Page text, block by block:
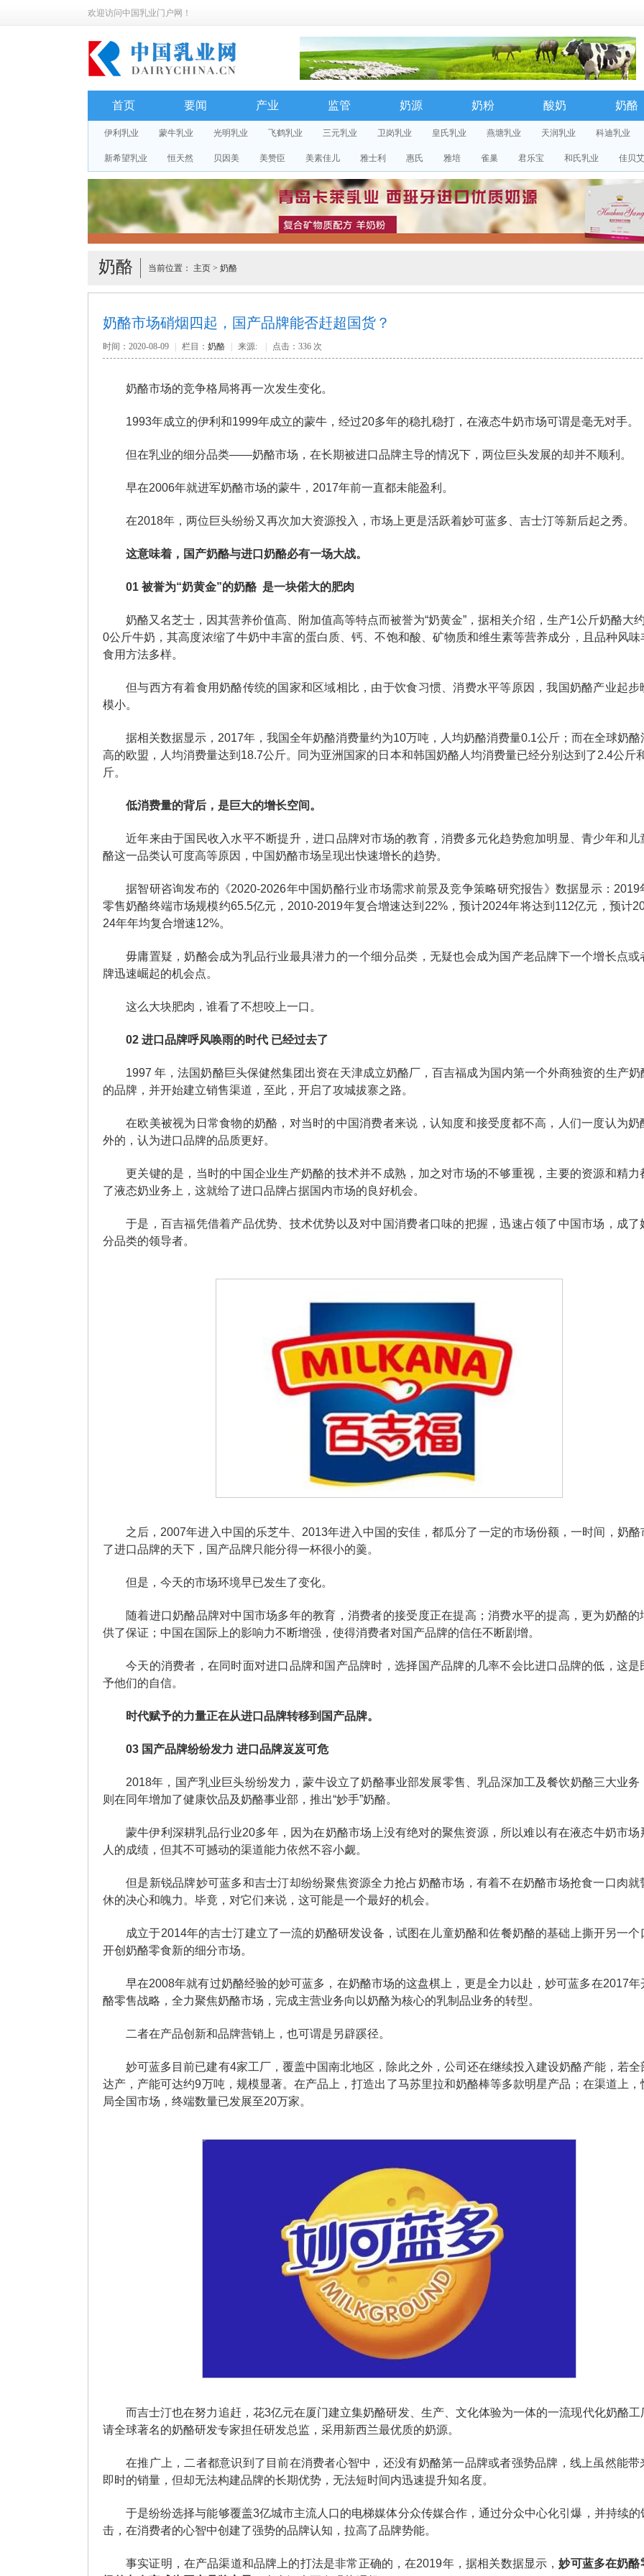
欢迎访问中国乳业门户网！
首页 要闻 产业 监管 奶源 奶粉 酸奶 奶酪
伊利乳业 蒙牛乳业 光明乳业 飞鹤乳业 三元乳业 卫岗乳业 皇氏乳业 燕塘乳业 天润乳业 科迪乳业
新希望乳业 恒天然 贝因美 美赞臣 美素佳儿 雅士利 惠氏 雅培 雀巢 君乐宝 和氏乳业 佳贝
奶酪 当前位置： 主页 > 奶酪
奶酪市场硝烟四起，国产品牌能否赶超国货？
时间：2020-08-09 栏目： 奶酪 来源: 点击： 336 次
奶酪市场的竞争格局将再一次发生变化。
1993年成立的伊利和1999年成立的蒙牛，经过20多年的稳扎稳打，在液态牛奶市场可谓是毫无对手。
但在乳业的细分品类——奶酪市场，在长期被进口品牌主导的情况下，两位巨头发展的却并不顺利。
早在2006年就进军奶酪市场的蒙牛，2017年前一直都未能盈利。
在2018年，两位巨头纷纷又再次加大资源投入，市场上更是活跃着妙可蓝多、吉士汀等新后起之秀。
这意味着，国产奶酪与进口奶酪必有一场大战。
01 被誉为“奶黄金”的奶酪 是一块偌大的肥肉
奶酪又名芝士，因其营养价值高、附加值高等特点而被誉为“奶黄金”，据相关介绍，生产1公斤奶酪大
0公斤牛奶，其高度浓缩了牛奶中丰富的蛋白质、钙、不饱和酸、矿物质和维生素等营养成分，且品种风味
食用方法多样。
但与西方有着食用奶酪传统的国家和区域相比，由于饮食习惯、消费水平等原因，我国奶酪产业起步
模小。
据相关数据显示，2017年，我国全年奶酪消费量约为10万吨，人均奶酪消费量0.1公斤；而在全球奶酪
高的欧盟，人均消费量达到18.7公斤。同为亚洲国家的日本和韩国奶酪人均消费量已经分别达到了2.4公斤
斤。
低消费量的背后，是巨大的增长空间。
近年来由于国民收入水平不断提升，进口品牌对市场的教育，消费多元化趋势愈加明显、青少年和儿
酪这一品类认可度高等原因，中国奶酪市场呈现出快速增长的趋势。
据智研咨询发布的《2020-2026年中国奶酪行业市场需求前景及竞争策略研究报告》数据显示：2019
零售奶酪终端市场规模约65.5亿元，2010-2019年复合增速达到22%，预计2024年将达到112亿元，预计
24年年均复合增速12%。
毋庸置疑，奶酪会成为乳品行业最具潜力的一个细分品类，无疑也会成为国产老品牌下一个增长点或
牌迅速崛起的机会点。
这么大块肥肉，谁看了不想咬上一口。
02 进口品牌呼风唤雨的时代 已经过去了
1997 年，法国奶酪巨头保健然集团出资在天津成立奶酪厂，百吉福成为国内第一个外商独资的生产奶
的品牌，并开始建立销售渠道，至此，开启了攻城拔寨之路。
在欧美被视为日常食物的奶酪，对当时的中国消费者来说，认知度和接受度都不高，人们一度认为奶
外的，认为进口品牌的品质更好。
更关键的是，当时的中国企业生产奶酪的技术并不成熟，加之对市场的不够重视，主要的资源和精力
了液态奶业务上，这就给了进口品牌占据国内市场的良好机会。
于是，百吉福凭借着产品优势、技术优势以及对中国消费者口味的把握，迅速占领了中国市场，成了
分品类的领导者。
之后，2007年进入中国的乐芝牛、2013年进入中国的安佳，都瓜分了一定的市场份额，一时间，奶酪
了进口品牌的天下，国产品牌只能分得一杯很小的羹。
但是，今天的市场环境早已发生了变化。
随着进口奶酪品牌对中国市场多年的教育，消费者的接受度正在提高；消费水平的提高，更为奶酪的
供了保证；中国在国际上的影响力不断增强，使得消费者对国产品牌的信任不断剧增。
今天的消费者，在同时面对进口品牌和国产品牌时，选择国产品牌的几率不会比进口品牌的低，这是
予他们的自信。
时代赋予的力量正在从进口品牌转移到国产品牌。
03 国产品牌纷纷发力 进口品牌岌岌可危
2018年，国产乳业巨头纷纷发力，蒙牛设立了奶酪事业部发展零售、乳品深加工及餐饮奶酪三大业务
则在同年增加了健康饮品及奶酪事业部，推出“妙手”奶酪。
蒙牛伊利深耕乳品行业20多年，因为在奶酪市场上没有绝对的聚焦资源，所以难以有在液态牛奶市场
人的成绩，但其不可撼动的渠道能力依然不容小觑。
但是新锐品牌妙可蓝多和吉士汀却纷纷聚焦资源全力抢占奶酪市场，有着不在奶酪市场抢食一口肉就
休的决心和魄力。毕竟，对它们来说，这可能是一个最好的机会。
成立于2014年的吉士汀建立了一流的奶酪研发设备，试图在儿童奶酪和佐餐奶酪的基础上撕开另一个
开创奶酪零食新的细分市场。
早在2008年就有过奶酪经验的妙可蓝多，在奶酪市场的这盘棋上，更是全力以赴，妙可蓝多在2017年
酪零售战略，全力聚焦奶酪市场，完成主营业务向以奶酪为核心的乳制品业务的转型。
二者在产品创新和品牌营销上，也可谓是另辟蹊径。
妙可蓝多目前已建有4家工厂，覆盖中国南北地区，除此之外，公司还在继续投入建设奶酪产能，若全
达产，产能可达约9万吨，规模显著。在产品上，打造出了马苏里拉和奶酪棒等多款明星产品；在渠道上，
局全国市场，终端数量已发展至20万家。
而吉士汀也在努力追赶，花3亿元在厦门建立集奶酪研发、生产、文化体验为一体的一流现代化奶酪工
请全球著名的奶酪研发专家担任研发总监，采用新西兰最优质的奶源。
在推广上，二者都意识到了目前在消费者心智中，还没有奶酪第一品牌或者强势品牌，线上虽然能带
即时的销量，但却无法构建品牌的长期优势，无法短时间内迅速提升知名度。
于是纷纷选择与能够覆盖3亿城市主流人口的电梯媒体分众传媒合作，通过分众中心化引爆，并持续的
击，在消费者的心智中创建了强势的品牌认知，拉高了品牌势能。
事实证明，在产品渠道和品牌上的打法是非常正确的，在2019年，据相关数据显示，妙可蓝多在奶酪